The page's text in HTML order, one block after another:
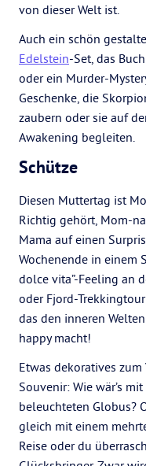
von dieser Welt ist.
Auch ein schön
Edelstein-Set, das
oder ein Murder-
Geschenke, die
zaubern oder sie auf
Awakening begleiten.
Schütze
Diesen Muttertag ist
Richtig gehört, Mom-
Mama auf einen
Wochenende in einem
dolce vita”-Feeling an
oder Fjord-
das den inneren
happy macht!
Etwas dekoratives
Souvenir: Wie wär’s
beleuchteten Globus?
gleich mit einem
Reise oder du